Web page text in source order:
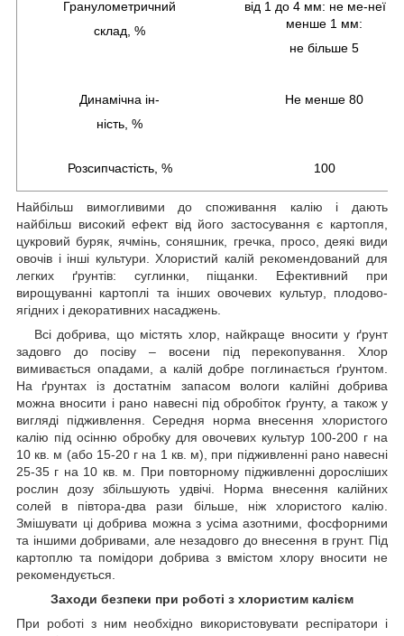
Гранулометричний
склад, %
від 1 до 4 мм: не ме-неї 95
менше 1 мм:
не більше 5
Динамічна ін-
ність, %
Не менше 80
Розсипчастість, % 100
Найбільш вимогливими до споживання калію і дають
найбільш високий ефект від його застосування є картопля,
цукровий буряк, ячмінь, соняшник, гречка, просо, деякі види
овочів і інші культури. Хлористий калій рекомендований для
легких ґрунтів: суглинки, піщанки. Ефективний при
вирощуванні картоплі та інших овочевих культур, плодово-
ягідних і декоративних насаджень.
Всі добрива, що містять хлор, найкраще вносити у ґрунт
задовго до посіву – восени під перекопування. Хлор
вимивається опадами, а калій добре поглинається ґрунтом.
На ґрунтах із достатнім запасом вологи калійні добрива
можна вносити і рано навесні під обробіток ґрунту, а також у
вигляді підживлення. Середня норма внесення хлористого
калію під осінню обробку для овочевих культур 100-200 г на
10 кв. м (або 15-20 г на 1 кв. м), при підживленні рано навесні
25-35 г на 10 кв. м. При повторному підживленні доросліших
рослин дозу збільшують удвічі. Норма внесення калійних
солей в півтора-два рази більше, ніж хлористого калію.
Змішувати ці добрива можна з усіма азотними, фосфорними
та іншими добривами, але незадовго до внесення в грунт. Під
картоплю та помідори добрива з вмістом хлору вносити не
рекомендується.
Заходи безпеки при роботі з хлористим калієм
При роботі з ним необхідно використовувати респіратори і